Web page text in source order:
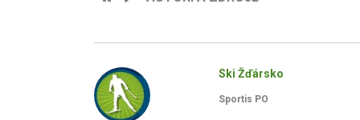
Ski Žďársko
Sportis PO